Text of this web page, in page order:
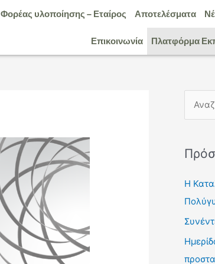
Φορέας υλοποίησης – Εταίρος Αποτελέσματα
Επικοινωνία Πλατφόρμα
ζ
ή
τ
η
Η